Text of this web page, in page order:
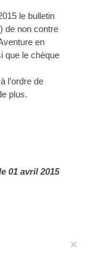
le bulletin
de non contre
en
que le chèque
l’ordre de
plus.
01 avril 2015
×